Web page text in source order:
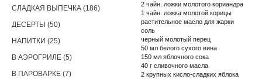
2 чайн. ложки молотого кориандра
1 чайн. ложка молотой корицы
растительное масло для жарки
соль
черный молотый перец
50 мл белого сухого вина
150 мл яблочного сока
40 г сливочного масла
2 крупных кисло-сладких яблока
СЛАДКАЯ ВЫПЕЧКА (186)
ДЕСЕРТЫ (50)
НАПИТКИ (25)
В АЭРОГРИЛЕ (5)
В ПАРОВАРКЕ (7)